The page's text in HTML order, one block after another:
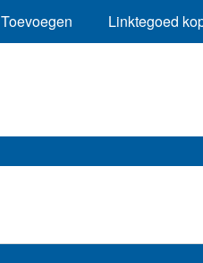
Toevoegen Linktegoed